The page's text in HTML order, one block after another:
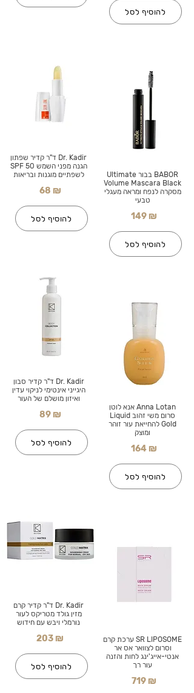
Dr. Kadir ד"ר קדיר שפתון
הגנה מפני השמש SPF 50
לשפתיים מוגנות ובריאות
68 ₪
להוסיף לסל
Dr. Kadir ד"ר קדיר סבון
היגייני אינטימי לניקוי עדין
ואיזון מושלם של העור
89 ₪
להוסיף לסל
Dr. Kadir ד"ר קדיר קרם
מזין גולד מטריקס לעור
נורמלי ויבש עם חידוש
203 ₪
להוסיף לסל
להוסיף לסל
BABOR בבור Ultimate
Volume Mascara Black
מסקרה לנפח ומראה מעגלי
טבעי
149 ₪
להוסיף לסל
Anna Lotan אנא לוטן
סרום משי זהוב Liquid
Gold להחייאת עור זוהר
ומוצק
164 ₪
להוסיף לסל
SR LIPOSOME ערכת קרם
וסרום לצוואר אס אר
אנטי-אייג'ינג לחות והזנה
עור רך
719 ₪